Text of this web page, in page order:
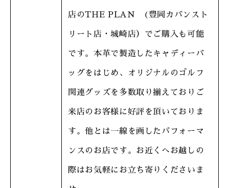
店のTHE PLAN (豊岡カバンスト
リート店・城崎店）でご購入も可能
です。本革で製造したキャディーバ
ッグをはじめ、オリジナルのゴルフ
関連グッズを多数取り揃えておりご
来店のお客様に好評を頂いておりま
す。他とは一線を画したパフォーマ
ンスのお店です。お近くへお越しの
際はお気軽にお立ち寄りくださいま